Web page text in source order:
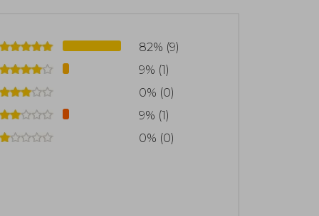
inspiró a muchos
una audiencia fiel gracias a su
a los individuos a través del control
82% (9)
9% (1)
0% (0)
9% (1)
0% (0)